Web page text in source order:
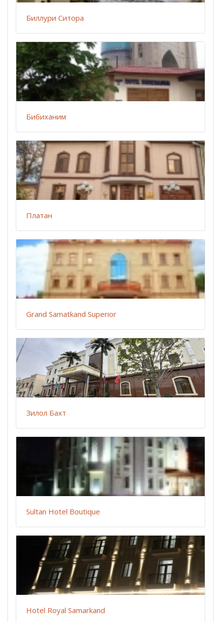
Биллури Ситора
Бибиханим
Платан
Grand Samatkand Superior
Зилол Бахт
Sultan Hotel Boutique
Hotel Royal Samarkand